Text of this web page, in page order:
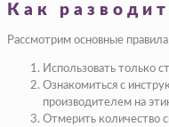
Как
Рассмотрим основные
Использовать только
Ознакомиться с
производителем на
Отмерить количество